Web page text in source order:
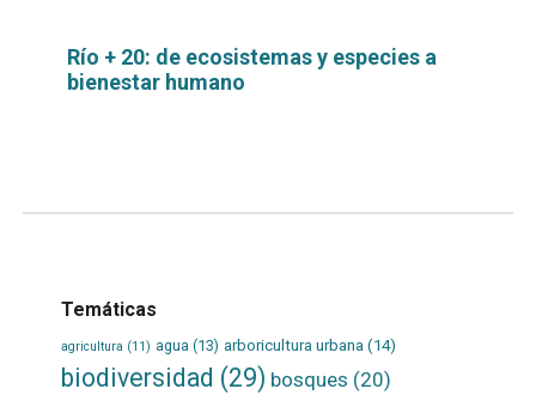
Río + 20: de ecosistemas y especies a
bienestar humano
Temáticas
agricultura (11) agua (13) arboricultura urbana(14)
biodiversidad (29) bosques (20)